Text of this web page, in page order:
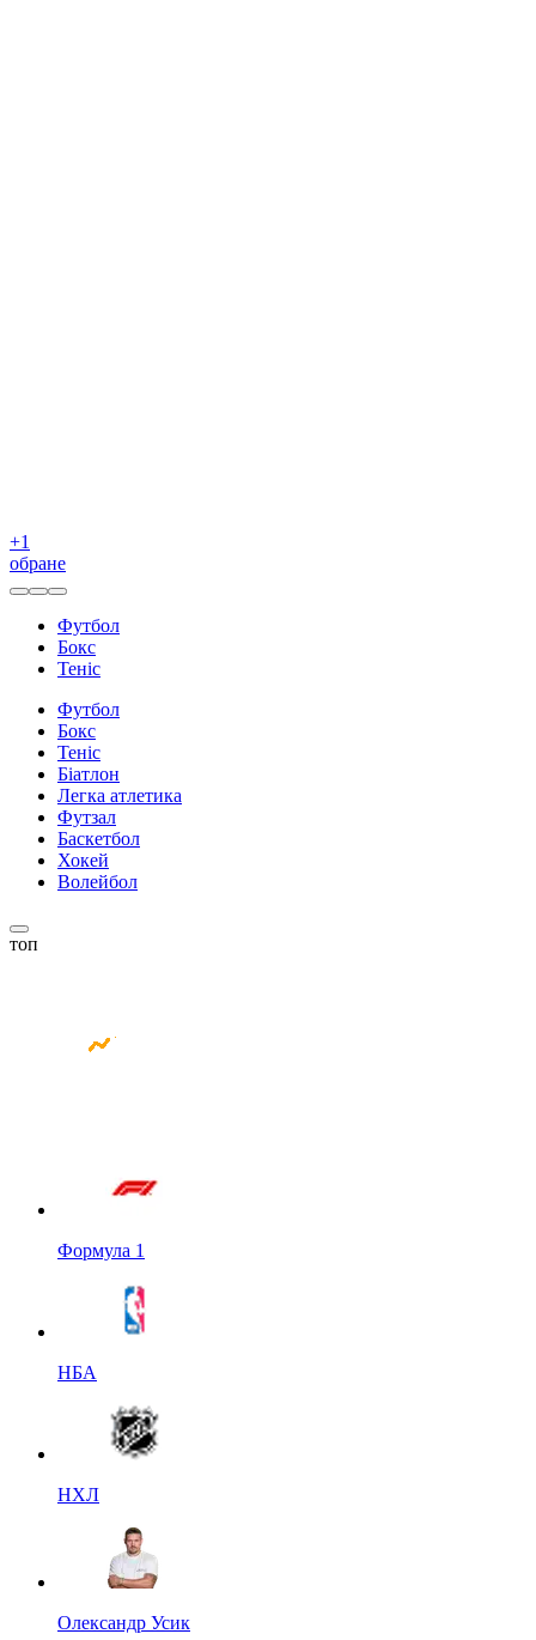
+1
обране
Футбол
Бокс
Теніс
Футбол
Бокс
Теніс
Біатлон
Легка атлетика
Футзал
Баскетбол
Хокей
Волейбол
топ
Формула 1
НБА
НХЛ
Олександр Усик